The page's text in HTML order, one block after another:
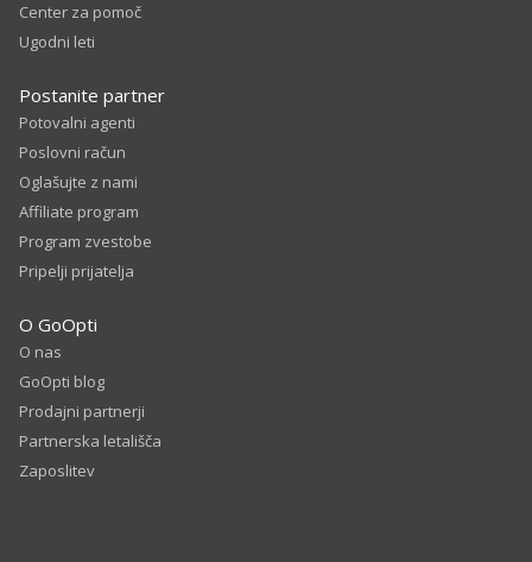
Center za pomoč
Ugodni leti
Postanite partner
Potovalni agenti
Poslovni račun
Oglašujte z nami
Affiliate program
Program zvestobe
Pripelji prijatelja
O GoOpti
O nas
GoOpti blog
Prodajni partnerji
Partnerska letališča
Zaposlitev